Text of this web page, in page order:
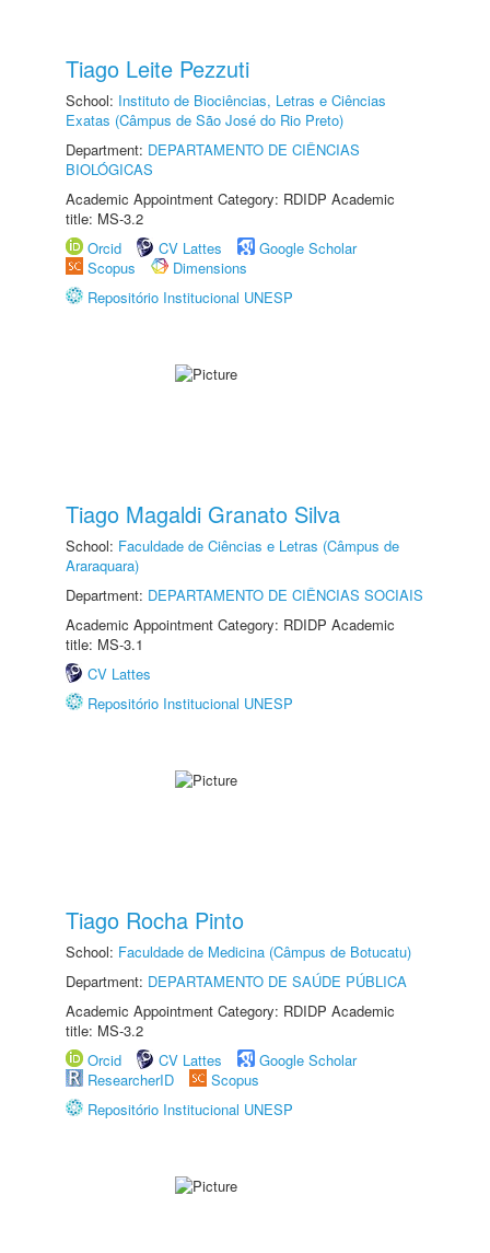
Tiago Leite Pezzuti
School: Instituto de Biociências, Letras e Ciências
Exatas (Câmpus de São José do Rio Preto)
Department: DEPARTAMENTO DE CIÊNCIAS
BIOLÓGICAS
Academic Appointment Category: RDIDP Academic
title: MS-3.2
Orcid
CV Lattes
Google Scholar
Scopus
Dimensions
Repositório Institucional UNESP
Tiago Magaldi Granato Silva
School: Faculdade de Ciências e Letras (Câmpus de
Araraquara)
Department: DEPARTAMENTO DE CIÊNCIAS SOCIAIS
Academic Appointment Category: RDIDP Academic
title: MS-3.1
CV Lattes
Repositório Institucional UNESP
Tiago Rocha Pinto
School: Faculdade de Medicina (Câmpus de Botucatu)
Department: DEPARTAMENTO DE SAÚDE PÚBLICA
Academic Appointment Category: RDIDP Academic
title: MS-3.2
Orcid
CV Lattes
Google Scholar
ResearcherID
Scopus
Repositório Institucional UNESP